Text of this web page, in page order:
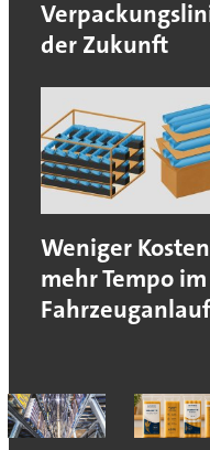
der Zukunft
Weniger
mehr Tempo im
Fahrzeuganlauf